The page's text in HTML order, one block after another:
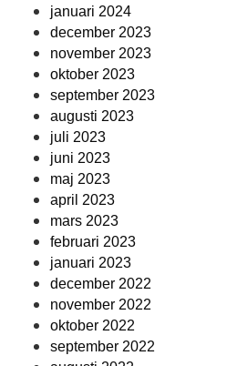
januari 2024
december 2023
november 2023
oktober 2023
september 2023
augusti 2023
juli 2023
juni 2023
maj 2023
april 2023
mars 2023
februari 2023
januari 2023
december 2022
november 2022
oktober 2022
september 2022